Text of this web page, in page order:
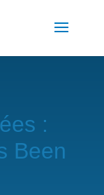
:
Been